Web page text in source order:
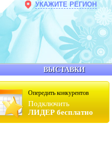
Опередить конкурентов
Подключить
ЛИДЕР бесплатно
ВЫСТАВКИ
УКАЖИТЕ РЕГИОН